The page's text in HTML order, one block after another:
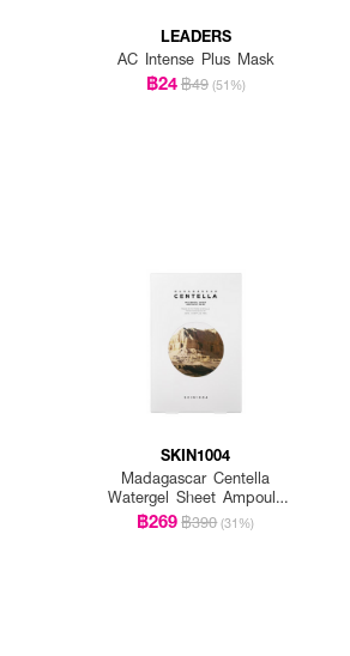
LEADERS
AC Intense Plus Mask
฿24฿49 (51%)
SKIN1004
Madagascar Centella
Watergel Sheet Ampoule
Mask (25ml X 5pcs)
฿269฿390 (31%)